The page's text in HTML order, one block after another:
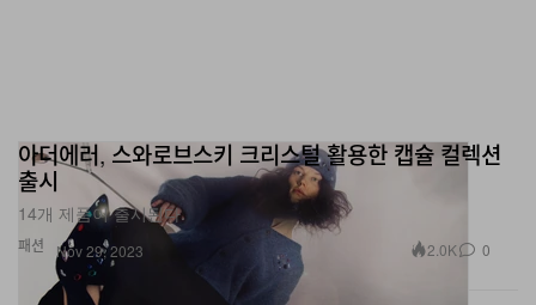
패션
아더에러, 스와로브스키 크리스털 활용한 캡슐 컬렉션
출시
14개 제품이 출시된다.
Nov 29, 2023 2.0K 0